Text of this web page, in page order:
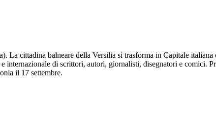
cittadina balneare della Versilia si trasforma in Capitale italiana
di scrittori, autori, giornalisti, disegnatori e comici.
il 17 settembre.